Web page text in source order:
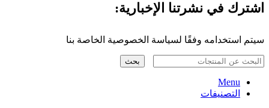
اشترك في نشرتنا الإخبارية:
سيتم استخدامه وفقًا لسياسة الخصوصية الخاصة بنا
بحث
Menu
التصنيفات